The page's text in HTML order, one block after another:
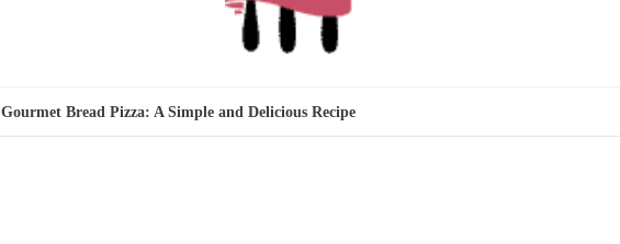
Gourmet Bread Pizza: A Simple and Delicious Recipe